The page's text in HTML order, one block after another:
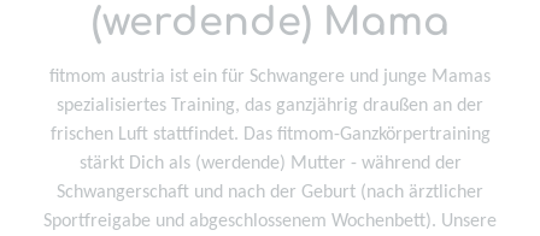
(werdende) Mama
fitmom austria ist ein für Schwangere und junge Mamas
spezialisiertes Training, das ganzjährig draußen an der
frischen Luft stattfindet. Das fitmom-Ganzkörpertraining
stärkt Dich als (werdende) Mutter - während der
Schwangerschaft und nach der Geburt (nach ärztlicher
Sportfreigabe und abgeschlossenem Wochenbett). Unsere